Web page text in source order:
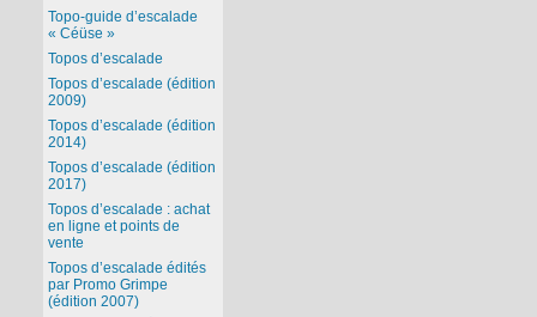
Topo-guide d’escalade
« Céüse »
Topos d’escalade
Topos d’escalade (édition
2009)
Topos d’escalade (édition
2014)
Topos d’escalade (édition
2017)
Topos d’escalade : achat
en ligne et points de
vente
Topos d’escalade édités
par Promo Grimpe
(édition 2007)